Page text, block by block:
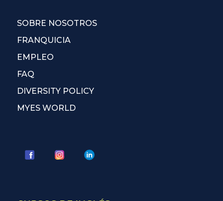
SOBRE NOSOTROS
FRANQUICIA
EMPLEO
FAQ
DIVERSITY POLICY
MYES WORLD